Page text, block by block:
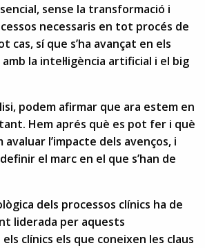
sense la transformació i
necessaris en tot procés de
cas, sí que s’ha avançat en els
la intel·ligència artificial i el big
podem afirmar que ara estem en
Hem aprés què es pot fer i què
avaluar l’impacte dels avenços, i
el marc en el que s’han de
dels processos clínics ha de
liderada per aquests
clínics els que coneixen les claus